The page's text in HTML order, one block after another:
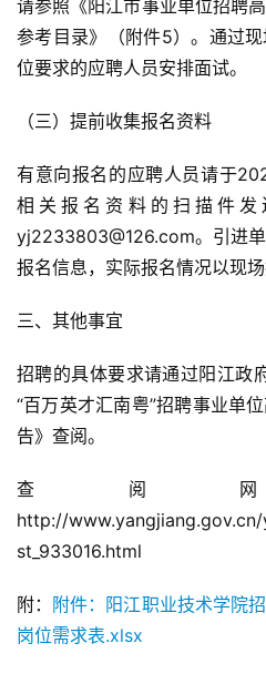
请参照《阳江市事业单位招聘
参考目录》（附件5）。通过
位要求的应聘人员安排面试。
（三）提前收集报名资料
有意向报名的应聘人员请于
相关报名资料的扫描件
yj2233803@126.com。引进
报名信息，实际报名情况以现场
三、其他事宜
招聘的具体要求请通过阳江政
“百万英才汇南粤”招聘事业单
告》查阅。
查阅
http://
st_933016.html
附： 附件：阳江职业技术学院
岗位需求表.xlsx